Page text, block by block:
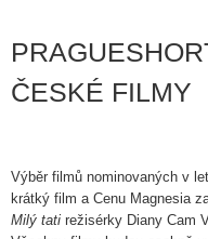
ČESKÉ FILMY
Výběr filmů nominovaných v
krátký film a Cenu Magnesia
Milý tati režisérky Diany Cam